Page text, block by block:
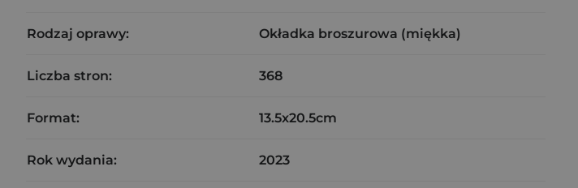
Rodzaj oprawy: Okładka broszurowa (miękka)
Liczba stron: 368
Format: 13.5x20.5cm
Rok wydania: 2023